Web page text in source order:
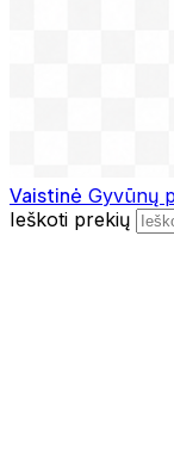
Vaistinė Gyvūnų
Ieškoti prekių